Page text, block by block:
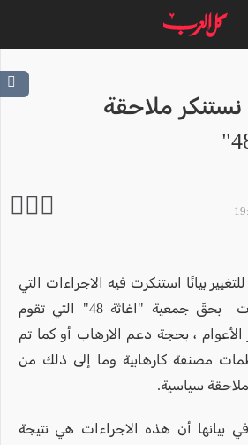
نستنكر ملاحقة
بيانًا استنكرت فيه الاجراءات التي
ينوي مسجل الجمعيات بحقّ جمعية "اغاثة 48" التي تقوم
الأعوام ، بحجة دعم الارهاب أو كما تم
مصنفة كارهابية وما إلى ذلك من
سياسية.
في بيانها أن هذه الاجراءات هي نتيجة